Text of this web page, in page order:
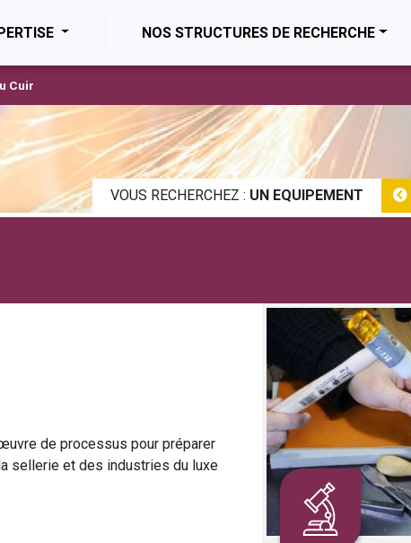
NOS STRUCTURES DE RECHERCHE
Cuir
VOUS RECHERCHEZ : UN EQUIPEMENT
de processus pour préparer
sellerie et des industries du luxe